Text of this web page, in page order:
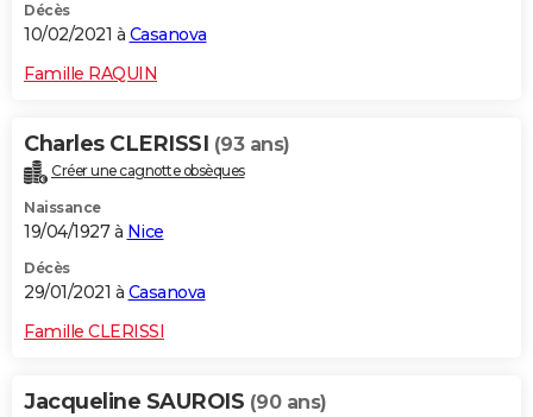
Décès
10/02/2021 à Casanova
Famille RAQUIN
Charles CLERISSI (93 ans)
Créer une cagnotte obsèques
Naissance
19/04/1927 à Nice
Décès
29/01/2021 à Casanova
Famille CLERISSI
Jacqueline SAUROIS (90 ans)